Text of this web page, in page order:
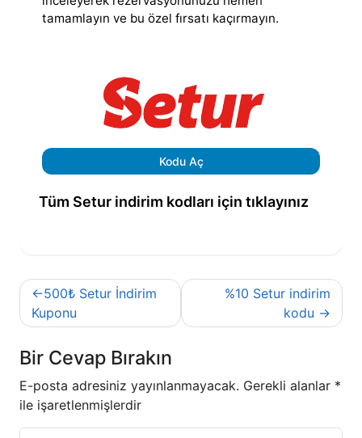
tamamlayın ve bu özel fırsatı kaçırmayın.
Kodu Aç
Tüm Setur indirim kodları için tıklayınız
Yazı
gezinmesi
500₺ Setur İndirim
Kuponu
%10 Setur indirim
kodu
Bir Cevap Bırakın
E-posta adresiniz yayınlanmayacak. Gerekli alanlar *
ile işaretlenmişlerdir